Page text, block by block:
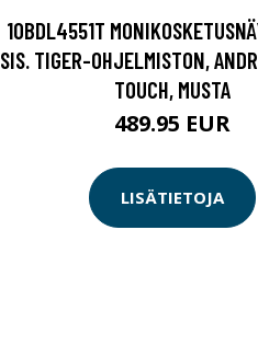
10BDL4551T
SIS. TIGER-OHJELMISTON,
TOUCH, MUSTA
489.95 EUR
LISÄTIETOJA